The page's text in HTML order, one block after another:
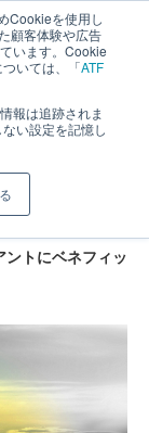
Cookieを使用し
顧客体験や広告
います。Cookie
いては、「ATF
報は追跡されま
い設定を記憶し
グFIRM
ィット
ントにベネフィッ